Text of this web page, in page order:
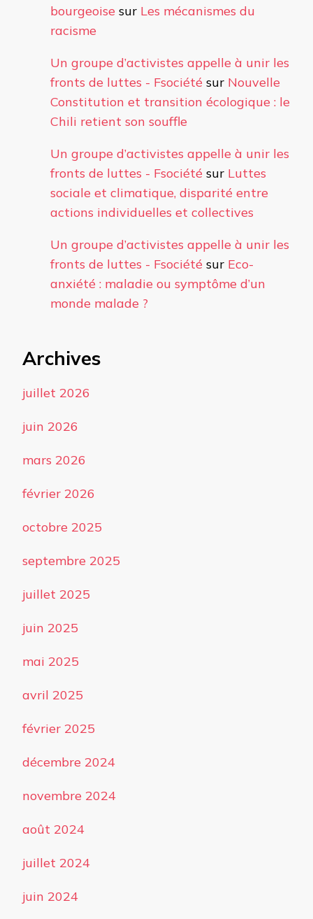
bourgeoise sur Les mécanismes du
racisme
Un groupe d’activistes appelle à unir les
fronts de luttes - Fsociété sur Nouvelle
Constitution et transition écologique : le
Chili retient son souffle
Un groupe d’activistes appelle à unir les
fronts de luttes - Fsociété sur Luttes
sociale et climatique, disparité entre
actions individuelles et collectives
Un groupe d’activistes appelle à unir les
fronts de luttes - Fsociété sur Eco-
anxiété : maladie ou symptôme d’un
monde malade ?
Archives
juillet 2026
juin 2026
mars 2026
février 2026
octobre 2025
septembre 2025
juillet 2025
juin 2025
mai 2025
avril 2025
février 2025
décembre 2024
novembre 2024
août 2024
juillet 2024
juin 2024